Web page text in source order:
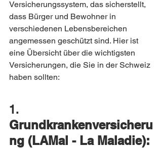
Versicherungssystem, das sicherstellt,
dass Bürger und Bewohner in
verschiedenen Lebensbereichen
angemessen geschützt sind. Hier ist
eine Übersicht über die wichtigsten
Versicherungen, die Sie in der Schweiz
haben sollten:
1.
Grundkrankenversicheru
ng (LAMal - La Maladie):